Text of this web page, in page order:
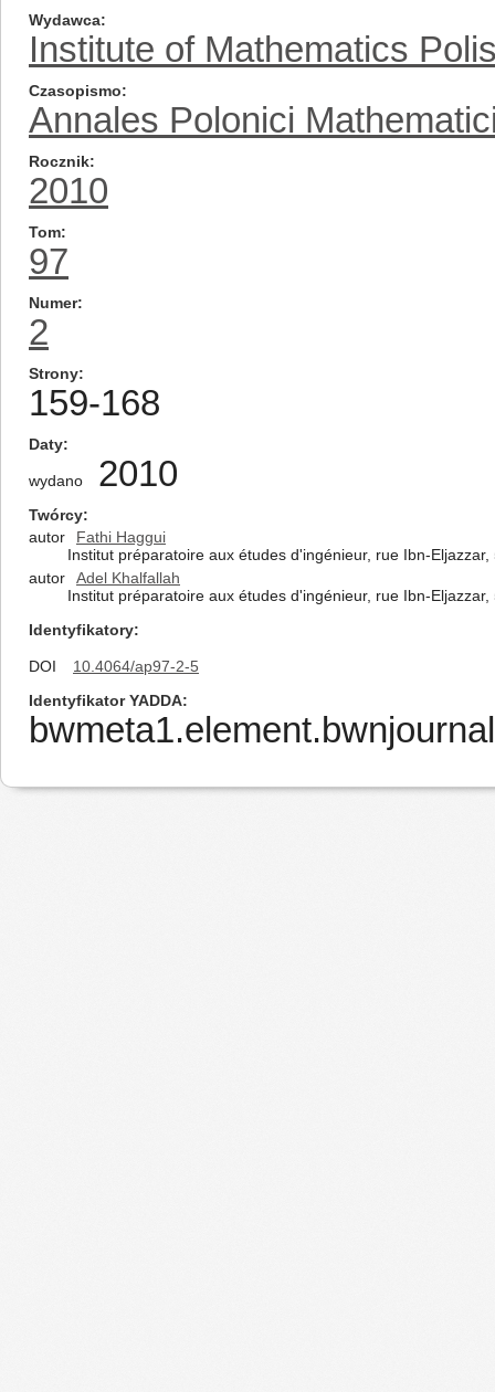
Wydawca
Institute of Mathematics
Czasopismo
Annales Polonici
Rocznik
2010
Tom
97
Numer
2
Strony
159-168
Daty
wydano 2010
Twórcy
autor
Fathi Haggui
Institut préparatoire aux études d'ingénieur, rue Ibn-
autor
Adel Khalfallah
Institut préparatoire aux études d'ingénieur, rue Ibn-
Identyfikatory
DOI
10.4064/ap97-2-5
Identyfikator YADDA